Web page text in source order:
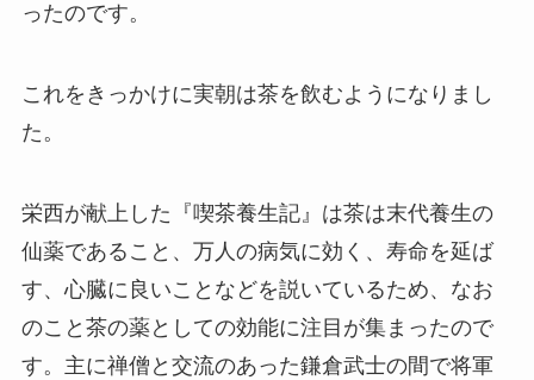
ったのです。
これをきっかけに実朝は茶を飲むようになりまし
た。
栄西が献上した『喫茶養生記』は茶は末代養生の
仙薬であること、万人の病気に効く、寿命を延ば
す、心臓に良いことなどを説いているため、なお
のこと茶の薬としての効能に注目が集まったので
す。主に禅僧と交流のあった鎌倉武士の間で将軍